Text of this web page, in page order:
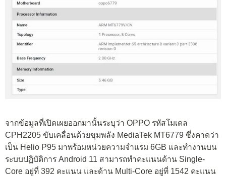
จากข้อมูลที่เปิดเผยออกมานั้นระบุว่า OPPO รหัสโมเดล
CPH2205 ขับเคลื่อนด้วยขุมพลัง MediaTek MT6779 ซึ่งคาดว่า
เป็น Helio P95 มาพร้อมหน่วยความจำแรม 6GB และทำงานบน
ระบบปฏิบัติการ Android 11 สามารถทำคะแนนด้าน Single-
Core อยู่ที่ 392 คะแนน และด้าน Multi-Core อยู่ที่ 1542 คะแนน